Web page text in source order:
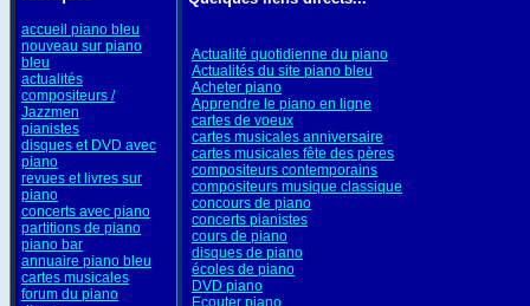
accueil piano bleu
nouveau sur piano
bleu
actualités
compositeurs /
Jazzmen
pianistes
disques et DVD avec
piano
revues et livres sur
piano
concerts avec piano
partitions de piano
piano bar
annuaire piano bleu
cartes musicales
forum du piano
Actualité quotidienne du piano
Actualités du site piano bleu
Acheter piano
Apprendre le piano en ligne
cartes de voeux
cartes musicales anniversaire
cartes musicales fête des pères
compositeurs contemporains
compositeurs musique classique
concours de piano
concerts pianistes
cours de piano
disques de piano
écoles de piano
DVD piano
Ecouter piano